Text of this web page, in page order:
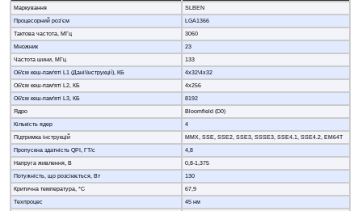
Маркування
SLBEN
Процесорний роз’єм
LGA1366
Тактова частота, МГц
3060
Множник
23
Частота шини, МГц
133
Об'єм кеш-пам'яті L1 (Дані\Інструкції), КБ
4x32\4x32
Об'єм кеш-пам'яті L2, КБ
4x256
Об'єм кеш-пам'яті L3, КБ
8192
Ядро
Bloomfield (D0)
Кількість ядер
4
Підтримка інструкцій
MMX, SSE, SSE2, SSE3, SSSE3, SSE4.1, SSE4.2, EM64T
Пропускна здатність QPI, ГТ/с
4,8
Напруга живлення, В
0,8-1,375
Потужність, що розсіюється, Вт
130
Критична температура, °C
67,9
Техпроцес
45 нм